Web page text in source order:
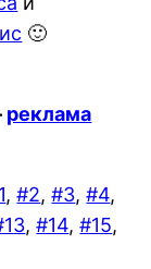
🙂
реклама
,#2,#3,#4,
,#14,#15,